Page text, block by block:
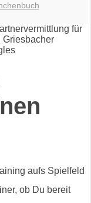
aufs Spielfeld
ob Du bereit